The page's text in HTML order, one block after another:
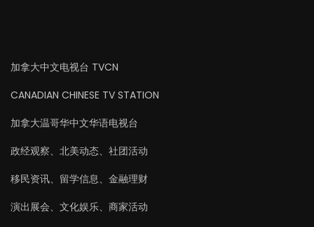
加拿大中文电视台 TVCN
CANADIAN CHINESE TV STATION
加拿大温哥华中文华语电视台
政经观察、北美动态、社团活动
移民资讯、留学信息、金融理财
演出展会、文化娱乐、商家活动